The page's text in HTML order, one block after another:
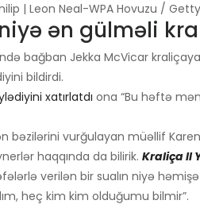
| Leon Neal-WPA Hovuzu /
ən gülməli
bağban Jekka McVicar
bildirdi.
xatırlatdı ona “Bu həftə
bəzilərini vurğulayan müəllif
haqqında da bilirik. Kraliça II
verilən bir sualın niyə
heç kim kim olduğumu bilmir”.